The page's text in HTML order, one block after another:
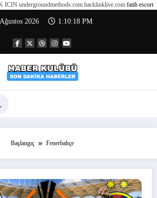
undergroundmethods.com hacklinklive.com fatih escort
2026 1:10:19 PM
Başlangıç Fenerbahçe